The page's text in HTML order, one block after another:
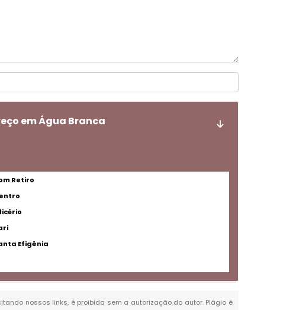
em Água Branca
Retiro
Efigênia
nossos links, é proibida sem a autorização do autor. Plágio é